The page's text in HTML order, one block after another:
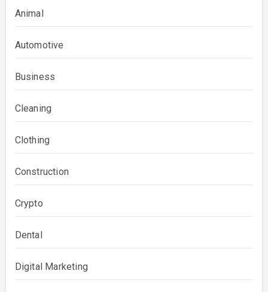
Animal
Automotive
Business
Cleaning
Clothing
Construction
Crypto
Dental
Digital Marketing